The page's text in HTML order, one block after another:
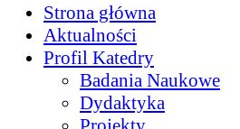
Strona główna
Aktualności
Profil Katedry
Badania Naukowe
Dydaktyka